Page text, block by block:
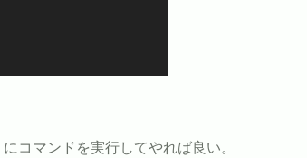
コマンドを実行してやれば良い。